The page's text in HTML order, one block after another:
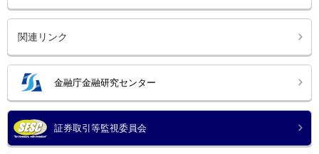
関連リンク
金融庁金融研究センター
証券取引等監視委員会